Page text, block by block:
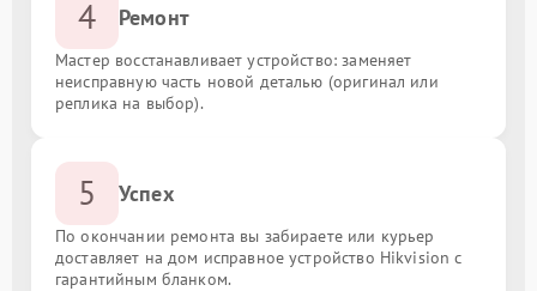
4 Ремонт
Мастер восстанавливает устройство: заменяет
неисправную часть новой деталью (оригинал или
реплика на выбор).
5 Успех
По окончании ремонта вы забираете или курьер
доставляет на дом исправное устройство Hikvision с
гарантийным бланком.